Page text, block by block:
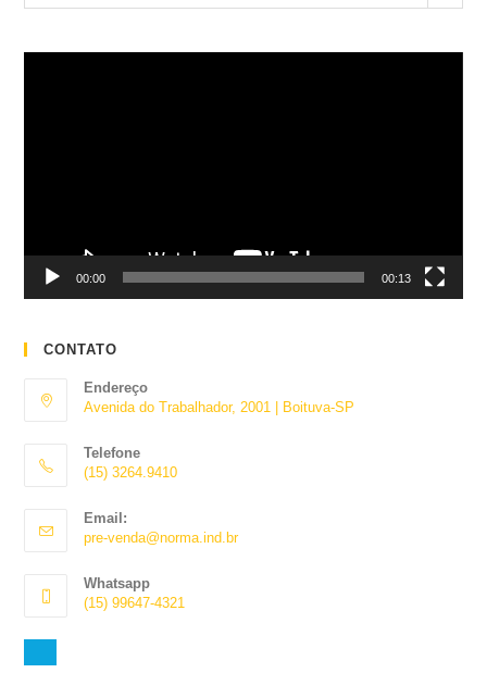
00:00 00:13
CONTATO
Endereço
Avenida do Trabalhador, 2001 | Boituva-SP
Telefone
(15) 3264.9410
em
seu
Email:
pre-venda@norma.ind.brAbre
Whatsapp
(15) 99647-4321